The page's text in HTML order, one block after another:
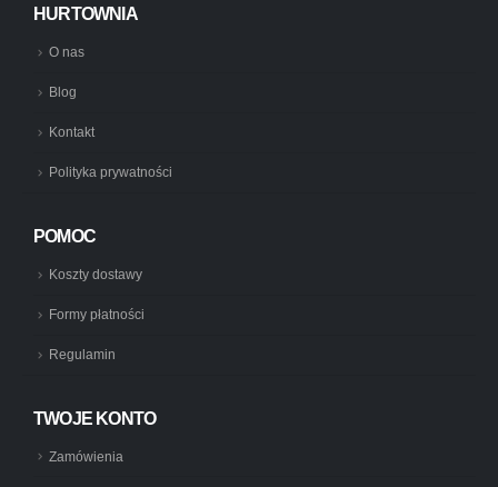
HURTOWNIA
O nas
Blog
Kontakt
Polityka prywatności
POMOC
Koszty dostawy
Formy płatności
Regulamin
TWOJE KONTO
Zamówienia